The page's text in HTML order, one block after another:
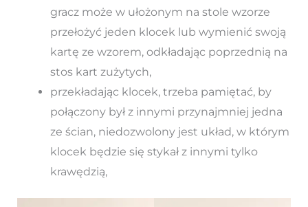
gracz może w ułożonym na stole wzorze
przełożyć jeden klocek lub wymienić swoją
kartę ze wzorem, odkładając poprzednią na
stos kart zużytych,
przekładając klocek, trzeba pamiętać, by
połączony był z innymi przynajmniej jedna
ze ścian, niedozwolony jest układ, w którym
klocek będzie się stykał z innymi tylko
krawędzią,